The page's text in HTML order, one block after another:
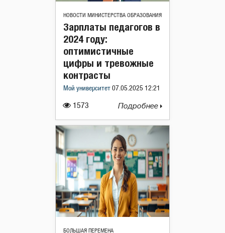
НОВОСТИ МИНИСТЕРСТВА ОБРАЗОВАНИЯ
1573
Зарплаты педагогов в
2024 году:
оптимистичные
цифры и тревожные
контрасты
Мой университет 07.05.2025 12:21
Подробнее
БОЛЬШАЯ ПЕРЕМЕНА